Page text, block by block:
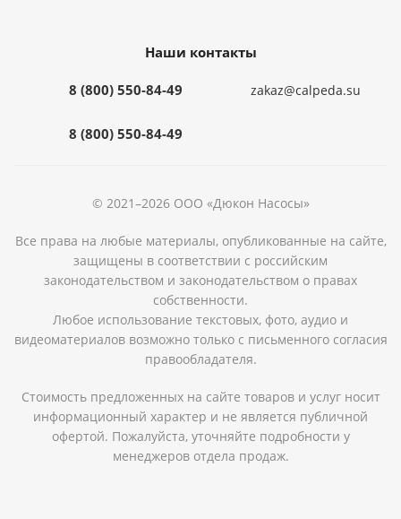
Наши контакты
8 (800) 550-84-49
8 (800) 550-84-49
zakaz@calpeda.su
© 2021–2026 ООО «Дюкон Насосы»
Все права на любые материалы, опубликованные на сайте,
защищены в соответствии с российским
законодательством и законодательством о правах
собственности.
Любое использование текстовых, фото, аудио и
видеоматериалов возможно только с письменного согласия
правообладателя.
Стоимость предложенных на сайте товаров и услуг носит
информационный характер и не является публичной
офертой. Пожалуйста, уточняйте подробности у
менеджеров отдела продаж.